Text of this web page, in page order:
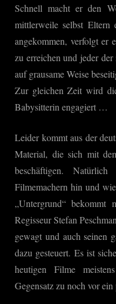
Schnell macht er den
mittlerweile selbst
angekommen, verfolgt er
zu erreichen und jeder
auf grausame Weise
Zur gleichen Zeit wird
Babysitterin engagiert …
Leider kommt aus der
Material, die sich mit
beschäftigen.
Filmemachern hin und
„Untergrund“
Regisseur Stefan
gewagt und auch seinen
dazu gesteuert. Es ist
heutigen Filme
Gegensatz zu noch vor ein